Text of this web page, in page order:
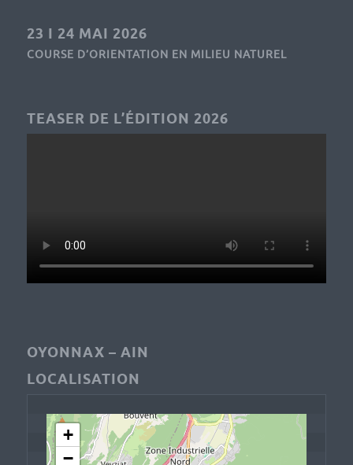
23 I 24 MAI 2026
COURSE D’ORIENTATION EN MILIEU NATUREL
TEASER DE L’ÉDITION 2026
OYONNAX – AIN
LOCALISATION
+
−